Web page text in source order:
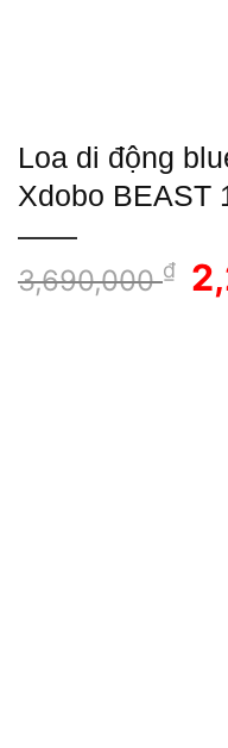
Loa di động
Xdobo BEAST
3,690,000₫